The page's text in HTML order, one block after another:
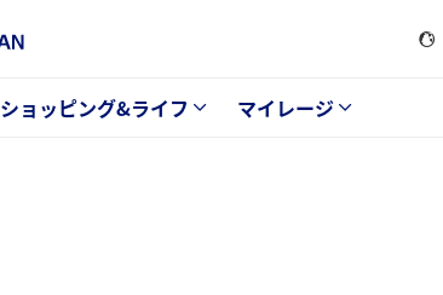
ショッピング&ライフ マイレージ